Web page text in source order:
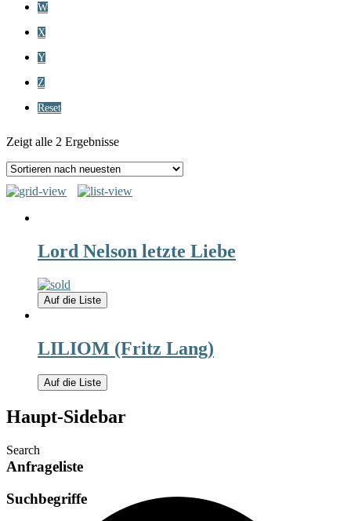
W
X
Y
Z
Reset
Zeigt alle 2 Ergebnisse
Lord Nelson letzte Liebe
Auf die Liste
LILIOM (Fritz Lang)
Auf die Liste
Haupt-Sidebar
Search
Anfrageliste
Suchbegriffe